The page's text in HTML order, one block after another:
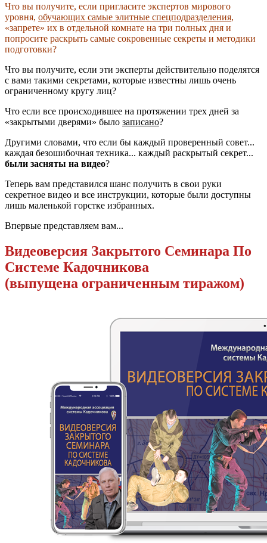
Что вы получите, если пригласите экспертов мирового
уровня, обучающих самые элитные спецподразделения,
«запрете» их в отдельной комнате на три полных дня и
попросите раскрыть самые сокровенные секреты и методики
подготовки?
Что вы получите, если эти эксперты действительно поделятся
с вами такими секретами, которые известны лишь очень
ограниченному кругу лиц?
Что если все происходившее на протяжении трех дней за
«закрытыми дверями» было записано?
Другими словами, что если бы каждый проверенный совет...
каждая безошибочная техника... каждый раскрытый секрет...
были засняты на видео?
Теперь вам представился шанс получить в свои руки
секретное видео и все инструкции, которые были доступны
лишь маленькой горстке избранных.
Впервые представляем вам...
Видеоверсия Закрытого Семинара По
Системе Кадочникова
(выпущена ограниченным тиражом)